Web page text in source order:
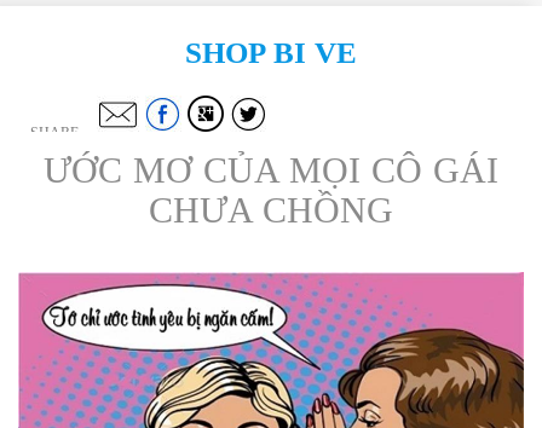
SHOP BI VE
SHARE
ƯỚC MƠ CỦA MỌI CÔ GÁI
CHƯA CHỒNG